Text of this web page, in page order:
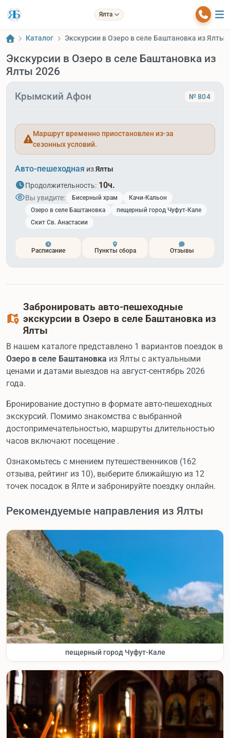
Ялта
Каталог Экскурсии в Озеро в селе Баштановка из Ялты
Экскурсии в Озеро в селе Баштановка из
Ялты 2026
Крымский Афон № 804
Маршрут временно приостановлен из-за
сезонных условий.
Авто-пешеходная изЯлты
Продолжительность: 10ч.
Вы увидите: Бисерный храм
Качи-Кальон
Озеро в селе Баштановка
пещерный город Чуфут-Кале
Скит Св. Анастасии
Расписание Пункты сбора Отзывы
Забронировать авто-пешеходные
экскурсии в Озеро в селе Баштановка из
Ялты
В нашем каталоге представлено 1 вариантов поездок в
Озеро в селе Баштановка из Ялты с актуальными
ценами и датами выездов на август-сентябрь 2026
года.
Бронирование доступно в формате авто-пешеходных
экскурсий. Помимо знакомства с выбранной
достопримечательностью, маршруты длительностью
часов включают посещение .
Ознакомьтесь с мнением путешественников (162
отзыва, рейтинг из 10), выберите ближайшую из 12
точек посадок в Ялте и забронируйте поездку онлайн.
Рекомендуемые направления из Ялты
пещерный город Чуфут-Кале